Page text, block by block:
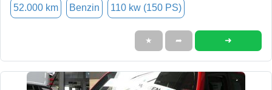
52.000 km Benzin 110 kw (150 PS)
★ ➦ ➜